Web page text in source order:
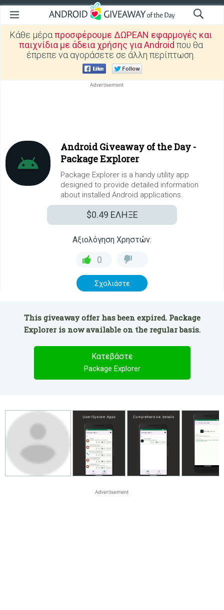
Κάθε μέραπροσφέρουμε ΔΩΡΕΑΝ εφαρμογές και
παιχνίδια με άδεια χρήσης για Android που θα
έπρεπε να αγοράσετε σε άλλη περίπτωση.
Android Giveaway of the Day -
Package Explorer
Package Explorer is a handy utility app
designed to provide detailed information
about installed Android applications.
$0.49 ΕΛΗΞΕ
Αξιολόγηση Χρηστών:
0
Σχολιάστε
This giveaway offer has been expired. Package
Explorer is now available on the regular basis.
Κατεβάστε
Package Explorer